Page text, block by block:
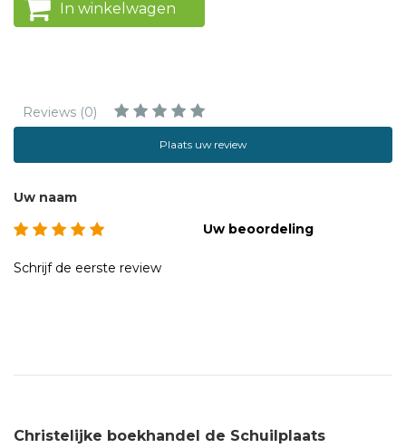
In winkelwagen
Reviews (0)
Plaats uw review
Uw naam
Uw beoordeling
Schrijf de eerste review
Christelijke boekhandel de Schuilplaats